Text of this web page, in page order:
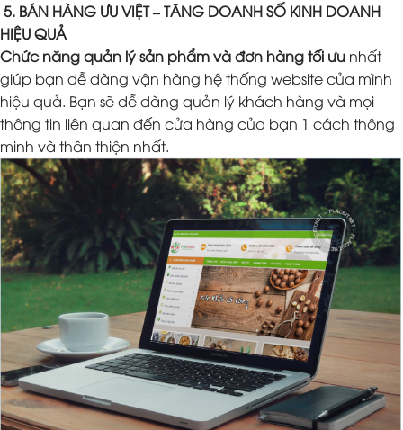
5. BÁN HÀNG ƯU VIỆT – TĂNG DOANH SỐ KINH DOANH
HIỆU QUẢ
Chức năng quản lý sản phẩm và đơn hàng tối ưu nhất
giúp bạn dễ dàng vận hàng hệ thống website của mình
hiệu quả. Bạn sẽ dễ dàng quản lý khách hàng và mọi
thông tin liên quan đến cửa hàng của bạn 1 cách thông
minh và thân thiện nhất.